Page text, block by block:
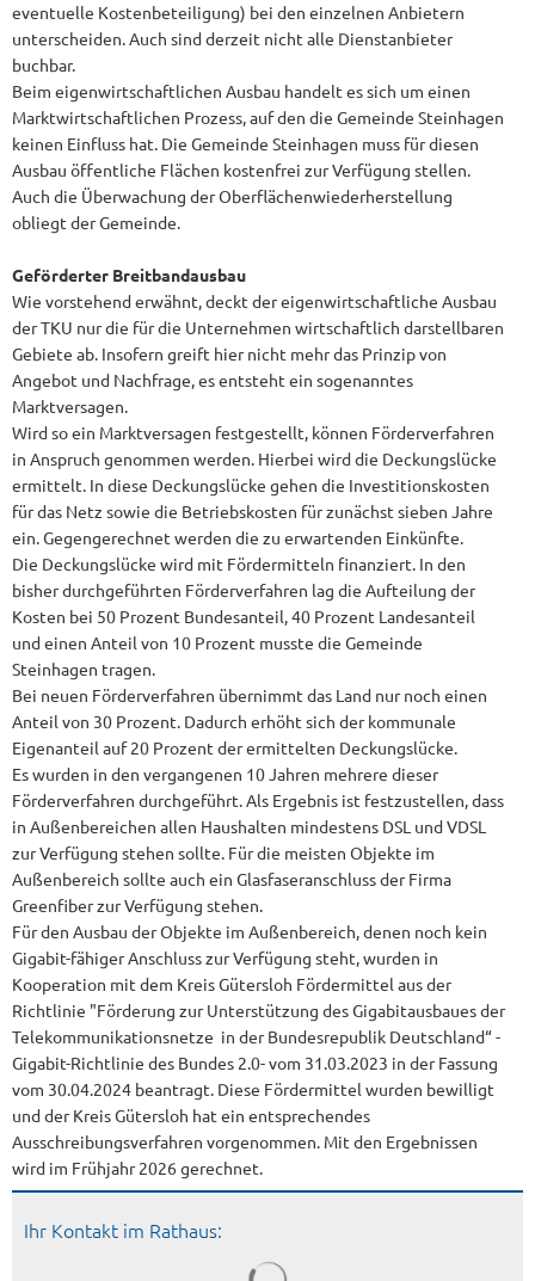
eventuelle Kostenbeteiligung) bei den einzelnen Anbietern
unterscheiden. Auch sind derzeit nicht alle Dienstanbieter
buchbar.
Beim eigenwirtschaftlichen Ausbau handelt es sich um einen
Marktwirtschaftlichen Prozess, auf den die Gemeinde Steinhagen
keinen Einfluss hat. Die Gemeinde Steinhagen muss für diesen
Ausbau öffentliche Flächen kostenfrei zur Verfügung stellen.
Auch die Überwachung der Oberflächenwiederherstellung
obliegt der Gemeinde.
Geförderter Breitbandausbau
Wie vorstehend erwähnt, deckt der eigenwirtschaftliche Ausbau
der TKU nur die für die Unternehmen wirtschaftlich darstellbaren
Gebiete ab. Insofern greift hier nicht mehr das Prinzip von
Angebot und Nachfrage, es entsteht ein sogenanntes
Marktversagen.
Wird so ein Marktversagen festgestellt, können Förderverfahren
in Anspruch genommen werden. Hierbei wird die Deckungslücke
ermittelt. In diese Deckungslücke gehen die Investitionskosten
für das Netz sowie die Betriebskosten für zunächst sieben Jahre
ein. Gegengerechnet werden die zu erwartenden Einkünfte.
Die Deckungslücke wird mit Fördermitteln finanziert. In den
bisher durchgeführten Förderverfahren lag die Aufteilung der
Kosten bei 50 Prozent Bundesanteil, 40 Prozent Landesanteil
und einen Anteil von 10 Prozent musste die Gemeinde
Steinhagen tragen.
Bei neuen Förderverfahren übernimmt das Land nur noch einen
Anteil von 30 Prozent. Dadurch erhöht sich der kommunale
Eigenanteil auf 20 Prozent der ermittelten Deckungslücke.
Es wurden in den vergangenen 10 Jahren mehrere dieser
Förderverfahren durchgeführt. Als Ergebnis ist festzustellen, dass
in Außenbereichen allen Haushalten mindestens DSL und VDSL
zur Verfügung stehen sollte. Für die meisten Objekte im
Außenbereich sollte auch ein Glasfaseranschluss der Firma
Greenfiber zur Verfügung stehen.
Für den Ausbau der Objekte im Außenbereich, denen noch kein
Gigabit-fähiger Anschluss zur Verfügung steht, wurden in
Kooperation mit dem Kreis Gütersloh Fördermittel aus der
Richtlinie "Förderung zur Unterstützung des Gigabitausbaues der
Telekommunikationsnetze in der Bundesrepublik Deutschland“ -
Gigabit-Richtlinie des Bundes 2.0- vom 31.03.2023 in der Fassung
vom 30.04.2024 beantragt. Diese Fördermittel wurden bewilligt
und der Kreis Gütersloh hat ein entsprechendes
Ausschreibungsverfahren vorgenommen. Mit den Ergebnissen
wird im Frühjahr 2026 gerechnet.
Ihr Kontakt im Rathaus: